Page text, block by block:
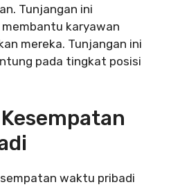
Tunjangan ini
karyawan
mereka. Tunjangan ini
pada tingkat posisi
waktu pribadi